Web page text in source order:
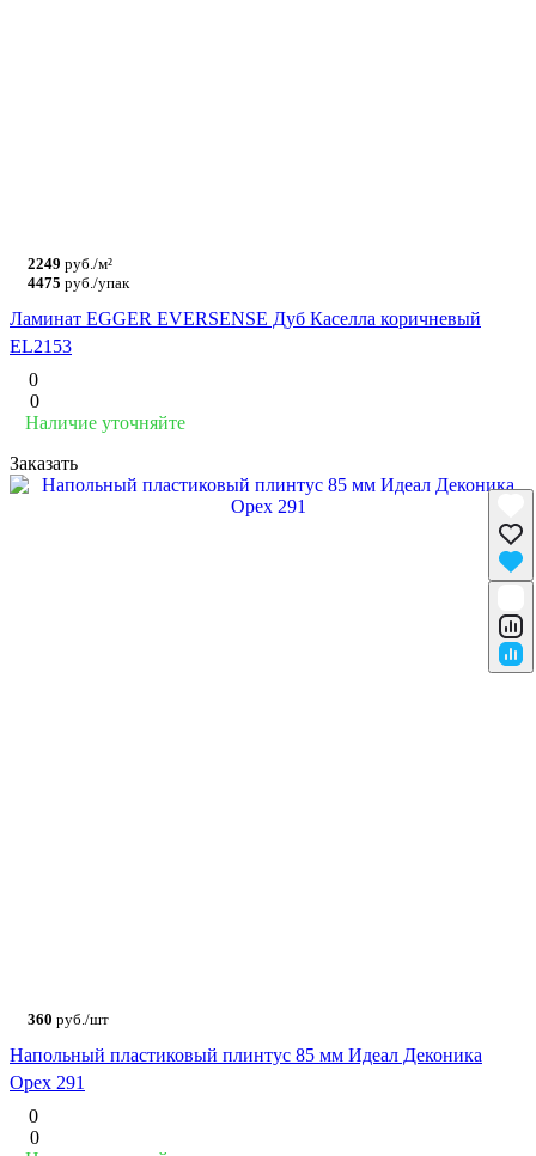
2249 руб./м²
4475 руб./упак
Ламинат EGGER EVERSENSE Дуб Каселла коричневый
EL2153
0
0
Наличие уточняйте
Заказать
360 руб./шт
Напольный пластиковый плинтус 85 мм Идеал Деконика
Орех 291
0
0